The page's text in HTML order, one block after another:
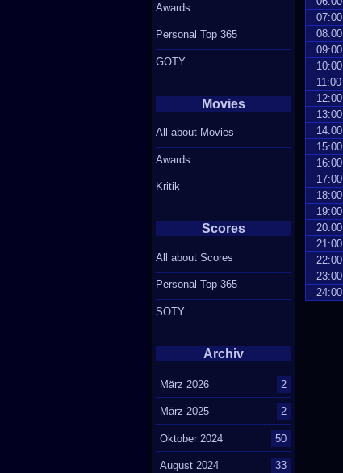
07:00
08:00
09:00
10:00
11:00
12:00
13:00
14:00
15:00
16:00
17:00
18:00
19:00
20:00
21:00
22:00
23:00
24:00
Awards
Personal Top 365
GOTY
Movies
All about Movies
Awards
Kritik
Scores
All about Scores
Personal Top 365
SOTY
Archiv
März 2026 2
März 2025 2
Oktober 2024 50
August 2024 33